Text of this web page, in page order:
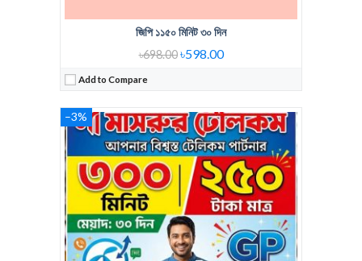
জিপি ১১৫০ মিনিট ৩০ দিন
৳698.00৳598.00
Add to Compare
–3%
Regular Price:407 Tk 675Min
Voice Minute:675Min
Validity:30Days
View Details →